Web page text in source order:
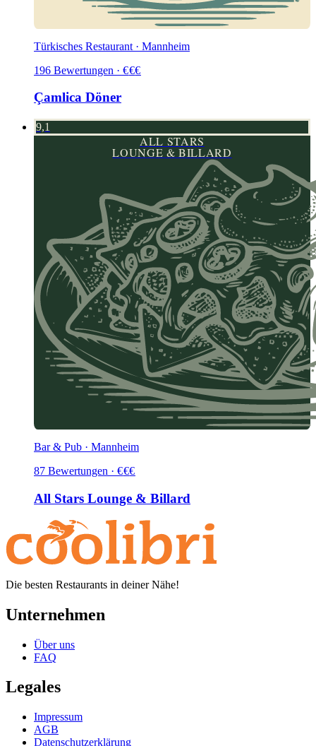
Türkisches Restaurant · Mannheim
196 Bewertungen · €€€
Çamlica Döner
9,1
ALL STARS
LOUNGE & BILLARD
Bar & Pub · Mannheim
87 Bewertungen · €€€
All Stars Lounge & Billard
Die besten Restaurants in deiner Nähe!
Unternehmen
Über uns
FAQ
Legales
Impressum
AGB
Datenschutzerklärung